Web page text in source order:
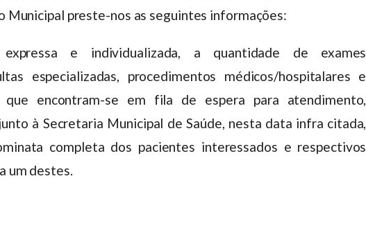
Municipal preste-nos as seguintes informações:
e individualizada, a quantidade de exames
especializadas, procedimentos médicos/hospitalares e
encontram-se em fila de espera para atendimento,
à Secretaria Municipal de Saúde, nesta data infra citada,
completa dos pacientes interessados e respectivos
um destes.